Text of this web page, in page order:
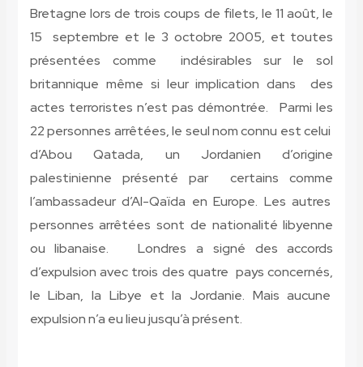
Bretagne lors de trois coups de filets, le 11 août, le
15 septembre et le 3 octobre 2005, et toutes
présentées comme indésirables sur le sol
britannique même si leur implication dans des
actes terroristes n’est pas démontrée. Parmi les
22 personnes arrêtées, le seul nom connu est celui
d’Abou Qatada, un Jordanien d’origine
palestinienne présenté par certains comme
l’ambassadeur d’Al-Qaïda en Europe. Les autres
personnes arrêtées sont de nationalité libyenne
ou libanaise. Londres a signé des accords
d’expulsion avec trois des quatre pays concernés,
le Liban, la Libye et la Jordanie. Mais aucune
expulsion n’a eu lieu jusqu’à présent.